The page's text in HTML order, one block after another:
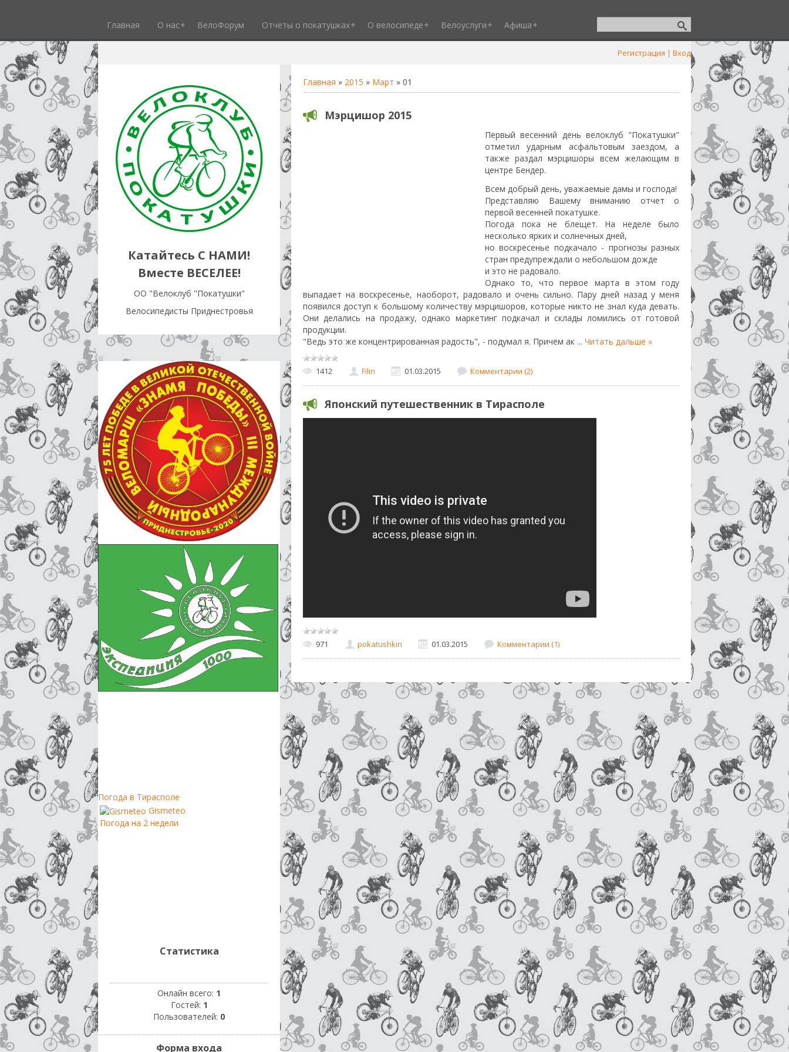
Главная О нас ВелоФорум Отчёты о покатушках О велосипеде Велоуслуги Афиша
Регистрация | Вход
Катайтесь С НАМИ!
Вместе ВЕСЕЛЕЕ!
OO "Велоклуб "Покатушки"
Велосипедисты Приднестровья
Главная » 2015 » Март » 01
Мэрцишор 2015
Первый весенний день велоклуб "Покатушки"
отметил ударным асфальтовым заездом, а
также раздал мэрцишоры всем желающим в
центре Бендер.
Всем добрый день, уважаемые дамы и господа!
Представляю Вашему вниманию отчет о
первой весенней покатушке.
Погода пока не блещет. На неделе было
несколько ярких и солнечных дней,
но воскресенье подкачало - прогнозы разных
стран предупреждали о небольшом дожде
и это не радовало.
Однако то, что первое марта в этом году
выпадает на воскресенье, наоборот, радовало и очень сильно. Пару дней назад у меня
появился доступ к большому количеству мэрцишоров, которые никто не знал куда девать.
Они делались на продажу, однако маркетинг подкачал и склады ломились от готовой
продукции.
"Ведь это же концентрированная радость", - подумал я. Причём ак ... Читать дальше »
1412 Filin 01.03.2015 Комментарии (2)
Японский путешественник в Тирасполе
971 pokatushkin 01.03.2015 Комментарии (1)
Погода в Тирасполе
Gismeteo
Погода на 2 недели
Статистика
Онлайн всего: 1
Гостей: 1
Пользователей: 0
Форма входа